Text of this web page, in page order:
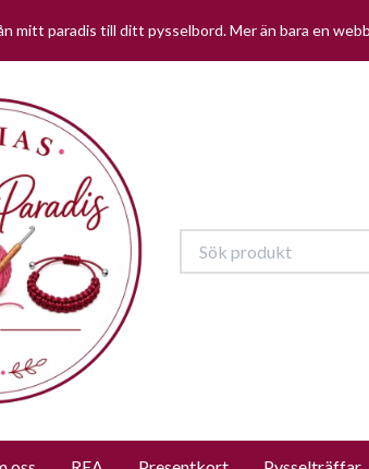
mitt paradis till ditt pysselbord. Mer än bara en